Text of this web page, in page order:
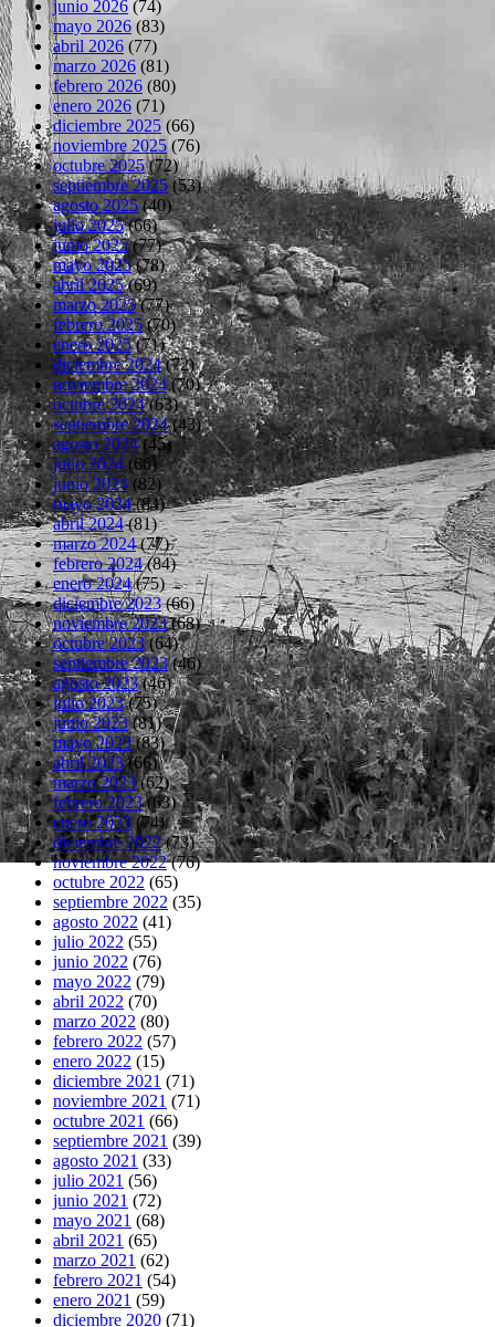
junio 2026 (74)
mayo 2026 (83)
abril 2026 (77)
marzo 2026 (81)
febrero 2026 (80)
enero 2026 (71)
diciembre 2025 (66)
noviembre 2025(76)
octubre 2025(72)
septiembre 2025(53)
agosto 2025(40)
julio 2025(66)
junio 2025(77)
mayo 2025(78)
abril 2025(69)
marzo 2025(77)
febrero 2025(70)
enero 2025(71)
diciembre 2024(72)
noviembre 2024(70)
octubre 2024(63)
septiembre 2024(43)
agosto 2024(45)
julio 2024 (66)
junio 2024 (82)
mayo 2024(84)
abril 2024(81)
marzo 2024(77)
febrero 2024(84)
enero 2024(75)
diciembre 2023(66)
noviembre 2023(68)
octubre 2023(64)
septiembre 2023(46)
agosto 2023(46)
julio 2023(75)
junio 2023(81)
mayo 2023(83)
abril 2023(66)
marzo 2023(62)
febrero 2023(63)
enero 2023 (74)
diciembre 2022(73)
noviembre 2022(76)
octubre 2022 (65)
septiembre 2022 (35)
agosto 2022 (41)
julio 2022 (55)
junio 2022 (76)
mayo 2022 (79)
abril 2022 (70)
marzo 2022 (80)
febrero 2022 (57)
enero 2022 (15)
diciembre 2021 (71)
noviembre 2021 (71)
octubre 2021 (66)
septiembre 2021 (39)
agosto 2021 (33)
julio 2021 (56)
junio 2021 (72)
mayo 2021 (68)
abril 2021 (65)
marzo 2021 (62)
febrero 2021 (54)
enero 2021 (59)
diciembre 2020 (71)